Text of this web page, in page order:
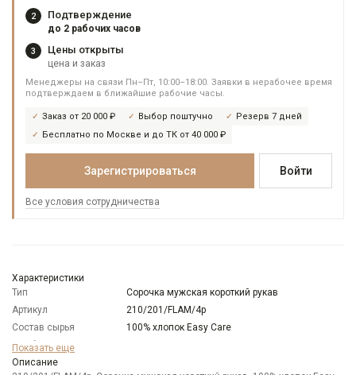
2 Подтверждение
до 2 рабочих часов
3 Цены открыты
цена и заказ
Менеджеры на связи Пн–Пт, 10:00–18:00. Заявки в нерабочее время
подтверждаем в ближайшие рабочие часы.
Заказ от 20 000 ₽ Выбор поштучно
Резерв 7 дней
Бесплатно по Москве и до ТК от 40 000 ₽
Зарегистрироваться Войти
Все условия сотрудничества
Характеристики
Тип
Сорочка мужская короткий рукав
Артикул
210/201/FLAM/4p
Состав сырья
100% хлопок Easy Care
Особенности
ткани
Показать еще
Описание